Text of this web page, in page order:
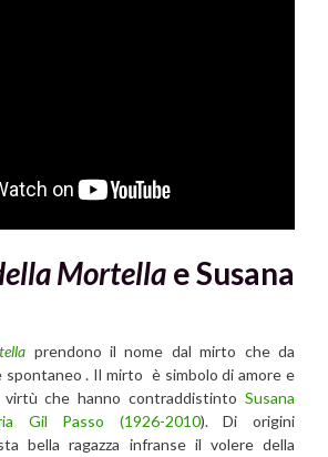
Mortella e Susana
prendono il nome dal mirto che da
. Il mirto è simbolo di amore e
che hanno contraddistinto Susana
Gil Passo
(1926-2010). Di origini
bella ragazza infranse il volere della